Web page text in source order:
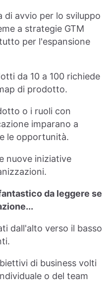
di avvio per lo sviluppo
a strategie GTM
per l'espansione
da 10 a 100 richiede
di prodotto.
o i ruoli con
imparano a
le opportunità.
nuove iniziative
da leggere se
dall'alto verso il basso
di business volti
o del team